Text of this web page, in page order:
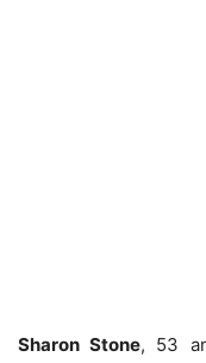
Sharon Stone, 53